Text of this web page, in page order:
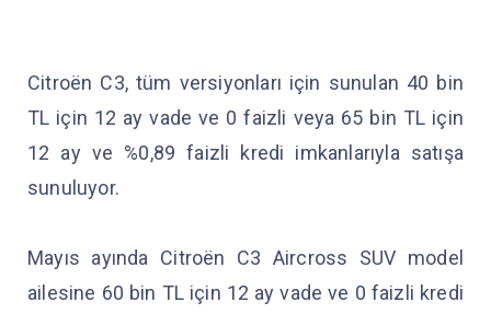
Citroën C3, tüm versiyonları için sunulan 40 bin
TL için 12 ay vade ve 0 faizli veya 65 bin TL için
12 ay ve %0,89 faizli kredi imkanlarıyla satışa
sunuluyor.
Mayıs ayında Citroën C3 Aircross SUV model
ailesine 60 bin TL için 12 ay vade ve 0 faizli kredi